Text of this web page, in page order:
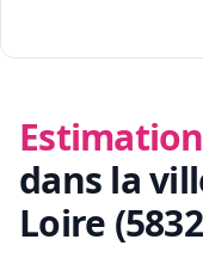
dans la
Loire